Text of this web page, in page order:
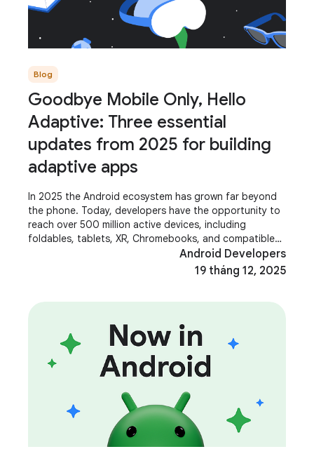
Blog
Goodbye Mobile Only, Hello
Adaptive: Three essential
updates from 2025 for building
adaptive apps
In 2025 the Android ecosystem has grown far beyond
the phone. Today, developers have the opportunity to
reach over 500 million active devices, including
foldables, tablets, XR, Chromebooks, and compatible
cars. These aren't just additional screens;Android Developers
19 tháng 12, 2025